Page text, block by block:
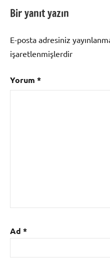
Bir yanıt yazın
E-posta adresiniz
işaretlenmişlerdir
Yorum *
Ad *